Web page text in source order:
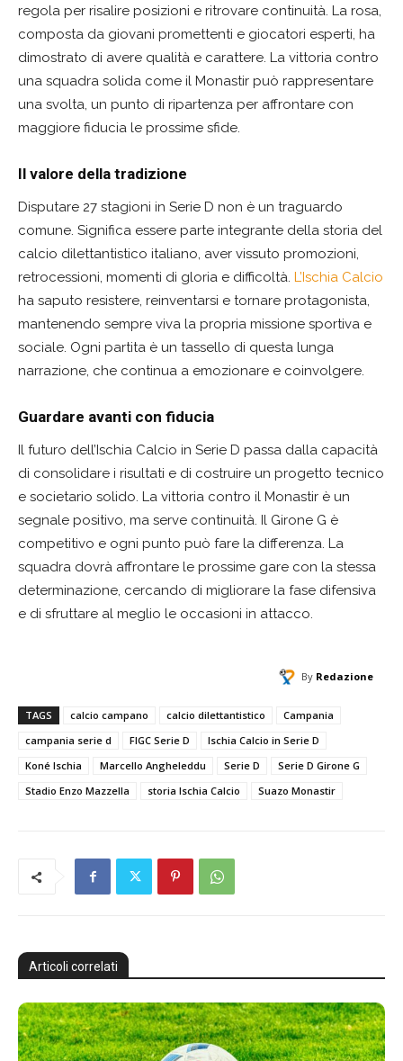
regola per risalire posizioni e ritrovare continuità. La rosa,
composta da giovani promettenti e giocatori esperti, ha
dimostrato di avere qualità e carattere. La vittoria contro
una squadra solida come il Monastir può rappresentare
una svolta, un punto di ripartenza per affrontare con
maggiore fiducia le prossime sfide.
Il valore della tradizione
Disputare 27 stagioni in Serie D non è un traguardo
comune. Significa essere parte integrante della storia del
calcio dilettantistico italiano, aver vissuto promozioni,
retrocessioni, momenti di gloria e difficoltà. L’Ischia Calcio
ha saputo resistere, reinventarsi e tornare protagonista,
mantenendo sempre viva la propria missione sportiva e
sociale. Ogni partita è un tassello di questa lunga
narrazione, che continua a emozionare e coinvolgere.
Guardare avanti con fiducia
Il futuro dell’Ischia Calcio in Serie D passa dalla capacità
di consolidare i risultati e di costruire un progetto tecnico
e societario solido. La vittoria contro il Monastir è un
segnale positivo, ma serve continuità. Il Girone G è
competitivo e ogni punto può fare la differenza. La
squadra dovrà affrontare le prossime gare con la stessa
determinazione, cercando di migliorare la fase difensiva
e di sfruttare al meglio le occasioni in attacco.
By Redazione
TAGS calcio campano calcio dilettantistico
Campania
campania serie d
FIGC Serie D
Ischia Calcio in Serie D
Koné Ischia
Marcello Angheleddu Serie D
Serie D Girone G
Stadio Enzo Mazzella
storia Ischia Calcio Suazo Monastir
Articoli correlati